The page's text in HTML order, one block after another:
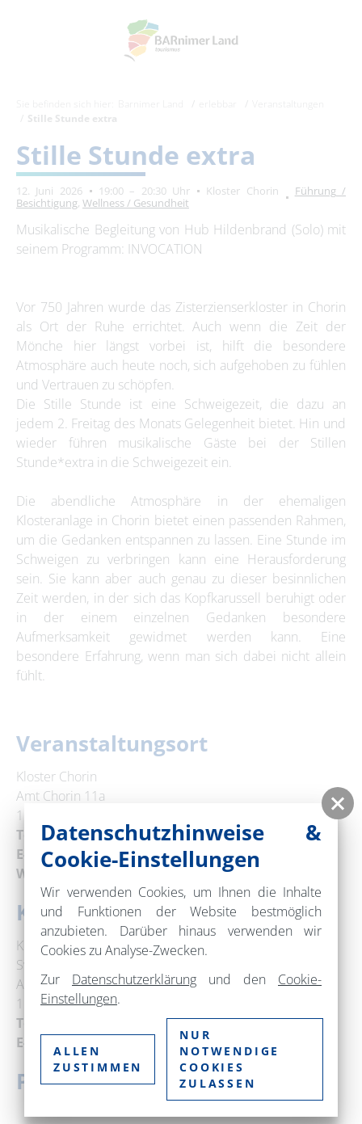
Stille Stunde extra
Stille Stunde extra
12. Juni 2026 19:00 – 20:30 Uhr Kloster Chorin
Führung /
Besichtigung, Wellness / Gesundheit
Musikalische Begleitung von Hub Hildenbrand (Solo) mit
seinem Programm: INVOCATION
Vor 750 Jahren wurde das Zisterzienserkloster in Chorin
als Ort der Ruhe errichtet. Auch wenn die Zeit der
Mönche hier längst vorbei ist, hilft die besondere
Atmosphäre auch heute noch, sich aufgehoben zu fühlen
und Vertrauen zu schöpfen.
Die Stille Stunde ist eine Schweigezeit, die dazu an
jedem 2. Freitag des Monats Gelegenheit bietet. Hin und
wieder führen musikalische Gäste bei der Stillen
Stunde*extra in die Schweigezeit ein.
Die abendliche Atmosphäre in der ehemaligen
Klosteranlage in Chorin bietet einen passenden Rahmen,
um die Gedanken entspannen zu lassen. Eine Stunde im
Schweigen zu verbringen kann eine Herausforderung
sein. Sie kann aber auch genau zu dieser besinnlichen
Zeit werden, in der sich das Kopfkarussell beruhigt oder
in der einem einzelnen Gedanken besondere
Aufmerksamkeit gewidmet werden kann. Eine
besondere Erfahrung, wenn man sich dabei nicht allein
fühlt.
Veranstaltungsort
Kloster Chorin
Amt Chorin 11a
16230 Chorin
Telefon:+49 33366 70377
E-Mail:info@kloster-chorin.org
Web:
Kontakt
Kloster Chorin
Sven Ahlhelm
Amt Chorin 11
16230 Chorin
Telefon:
+49 33366 70377
E-Mail:
info@kloster-chorin.org
Preise
Datenschutzhinweise &
Cookie-Einstellungen
Wir verwenden Cookies, um Ihnen die Inhalte
und Funktionen der Website bestmöglich
anzubieten. Darüber hinaus verwenden wir
Cookies zu Analyse-Zwecken.
Zur Datenschutzerklärung und den Cookie-
Einstellungen.
ALLEN
ZUSTIMMEN
NUR
NOTWENDIGE
COOKIES
ZULASSEN